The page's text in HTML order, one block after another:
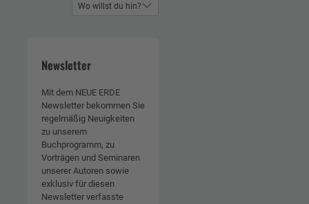
Wo willst du hin?
Newsletter
Mit dem NEUE ERDE
Newsletter bekommen Sie
regelmäßig Neuigkeiten
zu unserem
Buchprogramm, zu
Vorträgen und Seminaren
unserer Autoren sowie
exklusiv für diesen
Newsletter verfasste